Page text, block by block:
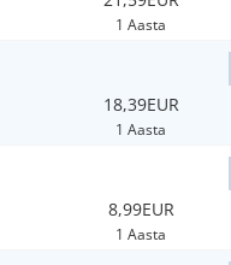
1 Aasta
18,39EUR
1 Aasta
8,99EUR
1 Aasta